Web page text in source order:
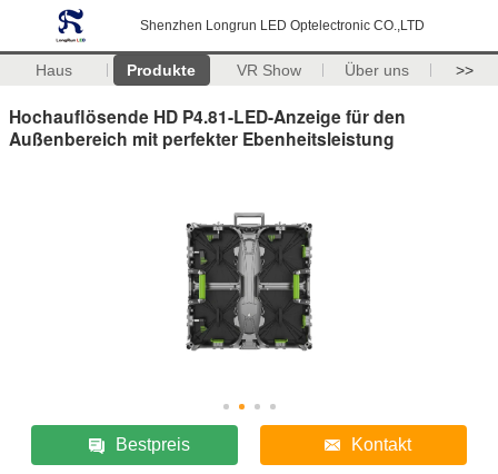
Shenzhen Longrun LED Optelectronic CO.,LTD
Haus Produkte VR Show Über uns >>
Hochauflösende HD P4.81-LED-Anzeige für den
Außenbereich mit perfekter Ebenheitsleistung
Bestpreis Kontakt